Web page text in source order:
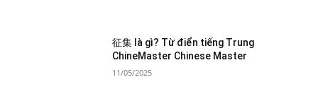
征集 là gì? Từ điển tiếng Trung
ChineMaster Chinese Master
11/05/2025